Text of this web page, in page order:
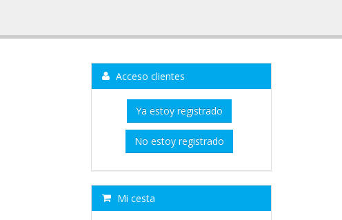
Acceso clientes
Ya estoy registrado
No estoy registrado
Mi cesta